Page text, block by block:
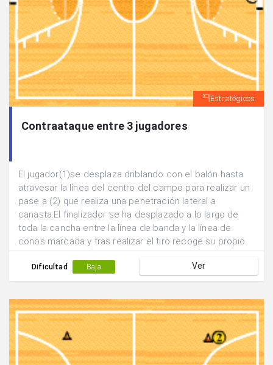
Estratégicos
Contraataque entre 3 jugadores
El jugador(1)se desplaza driblando con el balón hasta
atravesar la línea del centro del campo para realizar un
pase a (2) que realiza una penetración lateral a
canasta.El finalizador se ha desplazado a lo largo de
toda la cancha entre la línea de banda y la línea de
conos marcada y tras realizar el tiro recoge su propio
a acompañado la jugada para que realice las veces de
pasador mientras que (1) realiza la función de
Dificultad Baja Ver